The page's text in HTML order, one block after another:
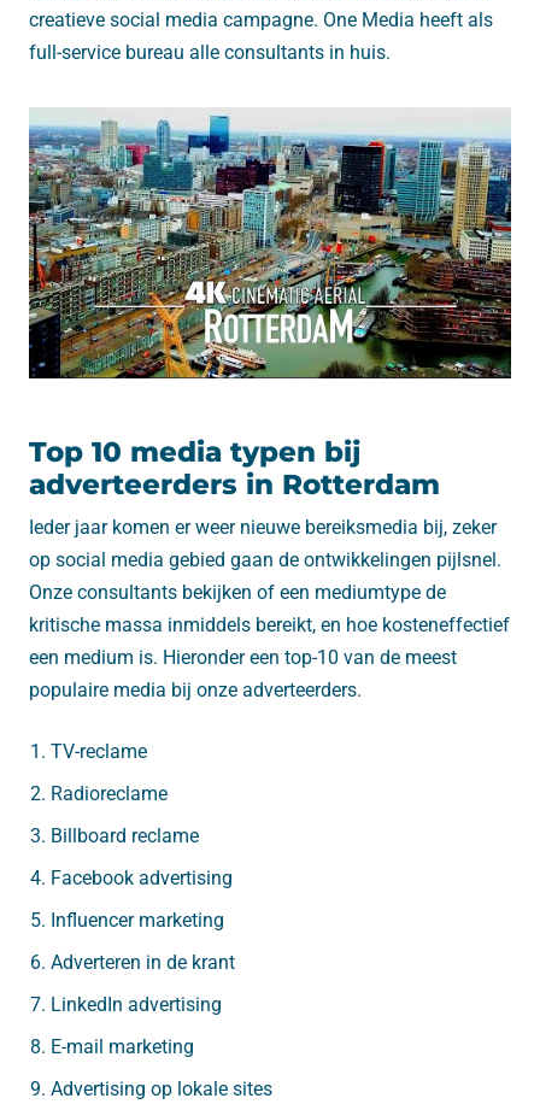
creatieve social media campagne. One Media heeft als
full-service bureau alle consultants in huis.
Top 10 media typen bij
adverteerders in Rotterdam
Ieder jaar komen er weer nieuwe bereiksmedia bij, zeker
op social media gebied gaan de ontwikkelingen pijlsnel.
Onze consultants bekijken of een mediumtype de
kritische massa inmiddels bereikt, en hoe kosteneffectief
een medium is. Hieronder een top-10 van de meest
populaire media bij onze adverteerders.
TV-reclame
Radioreclame
Billboard reclame
Facebook advertising
Influencer marketing
Adverteren in de krant
LinkedIn advertising
E-mail marketing
Advertising op lokale sites